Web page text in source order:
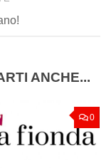
ANCHE...
0